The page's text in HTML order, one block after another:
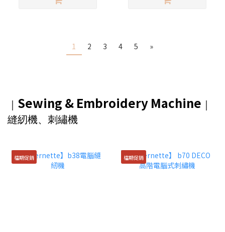
1 2 3 4 5 »
｜ Sewing & Embroidery Machine ｜
縫紉機、刺繡機
檔期促銷 檔期促銷